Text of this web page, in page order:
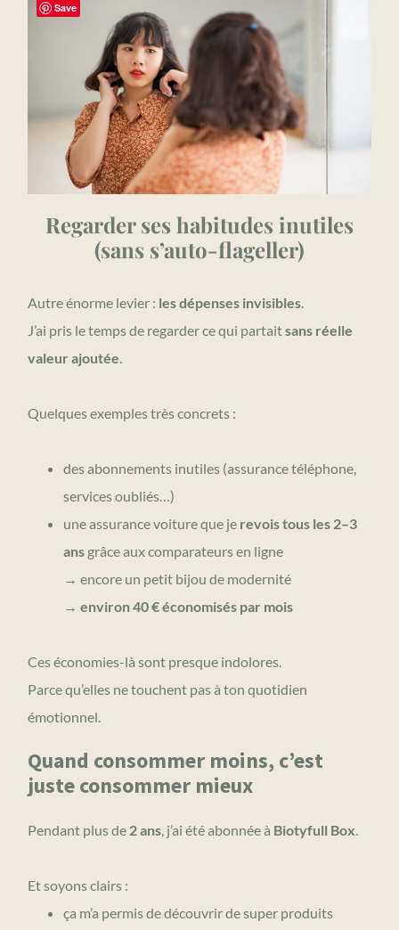
Regarder ses habitudes inutiles
(sans s’auto-flageller)
Autre énorme levier : les dépenses invisibles.
J’ai pris le temps de regarder ce qui partaitsans réelle
valeur ajoutée.
Quelques exemples très concrets :
des abonnements inutiles (assurance téléphone,
services oubliés…)
une assurance voiture que je revois tous les 2–3
ans grâce aux comparateurs en ligne
→ encore un petit bijou de modernité
→ environ 40 € économisés par mois
Ces économies-là sont presque indolores.
Parce qu’elles ne touchent pas à ton quotidien
émotionnel.
Quand consommer moins, c’est
juste consommer mieux
Pendant plus de 2 ans, j’ai été abonnée à Biotyfull Box.
Et soyons clairs :
ça m’a permis de découvrir de super produits
Save